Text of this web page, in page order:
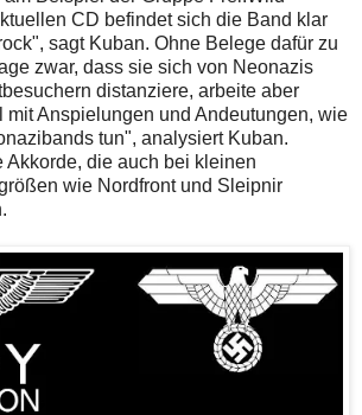
CD befindet sich die Band klar
sagt Kuban. Ohne Belege dafür zu
zwar, dass sie sich von Neonazis
distanziere, arbeite aber
mit Anspielungen und Andeutungen, wie
tun", analysiert Kuban.
Akkorde, die auch bei kleinen
wie Nordfront und Sleipnir